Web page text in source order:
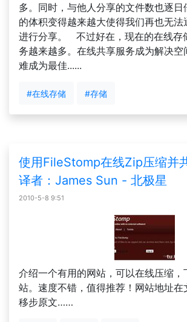
多。同时，与他人分享的文件数也逐
的体积变得越来越大使得我们再也无
进行分享。 不过好在，现在的在线存
务越来越多。在线共享服务成为解决空
难成为最佳......
#在线存储 #存储
使用FileStomp在线Zip压缩
译者：James Sun - 北极星
2010-5-8 9:51
介绍一个有用的网站，可以在线压缩，
站。速度不错，值得推荐！网站地址在
移步原文……